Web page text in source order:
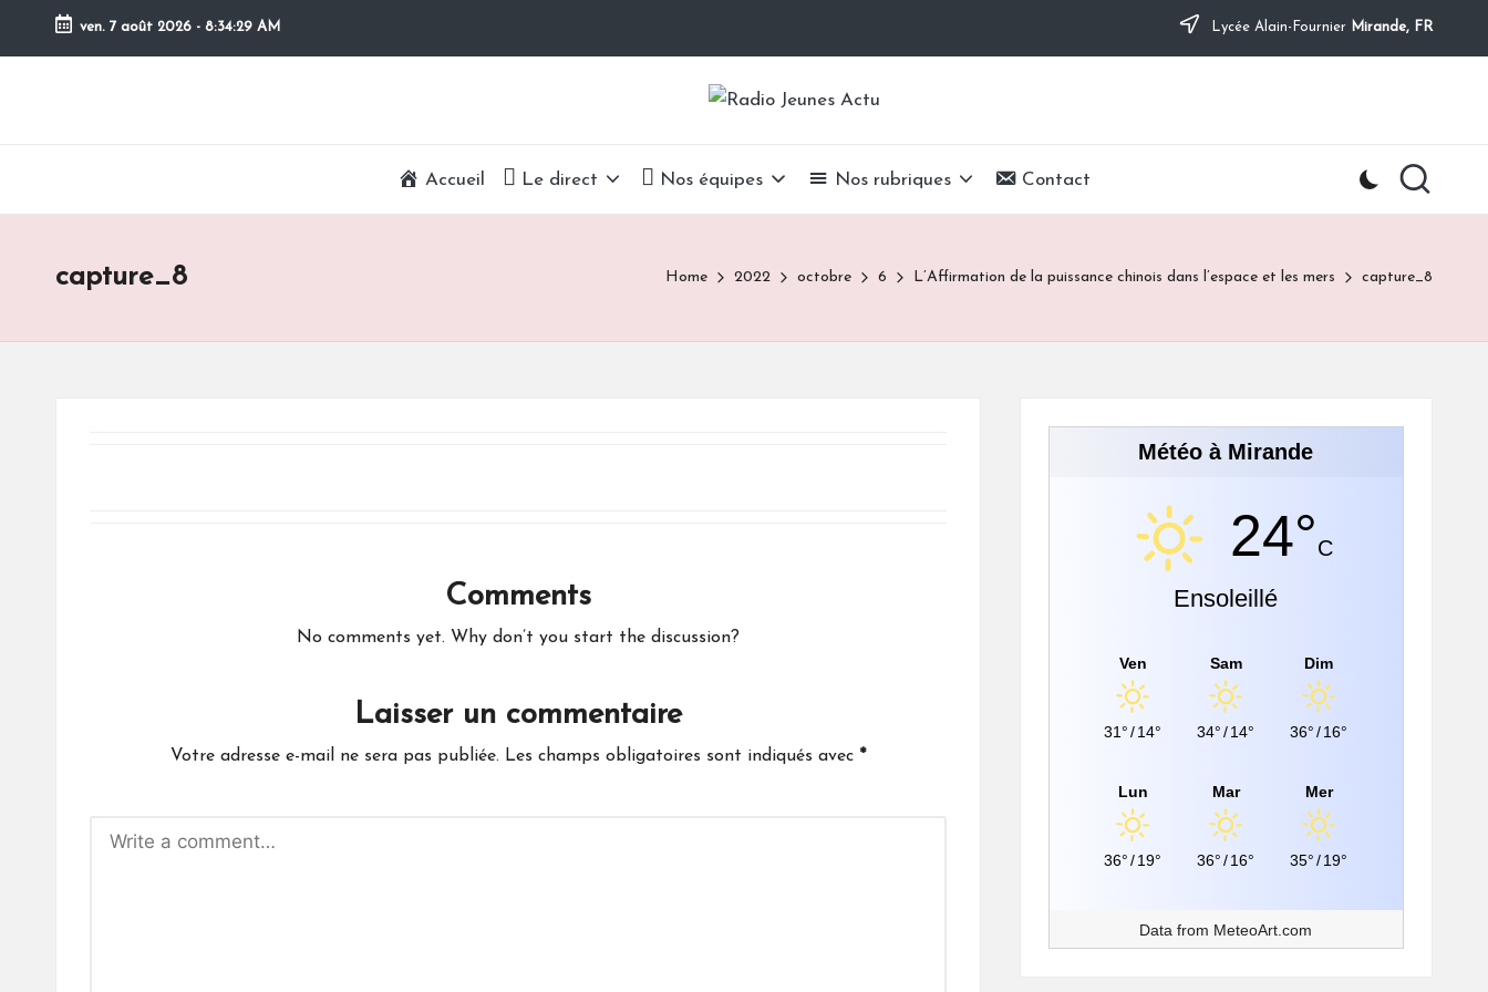
Skip
ven. 7 août 2026 - 8:34:29 AM Lycée Alain-Fournier Mirande, FR
R
d
J
A
t
La
Lycée
Alain-
Accueil Le direct Nos équipes Nos rubriques Contact
capture_8 Home 2022 octobre 6 L’Affirmation de la puissance chinois dans l’espace et les mers capture_8
Comments
No comments yet. Why don’t you start the discussion?
Laisser un commentaire
Votre adresse e-mail ne sera pas publiée. Les champs obligatoires sont indiqués avec *
Météo à Mirande
24°C
Ensoleillé
Ven
31° /14°
Sam
34° /14°
Dim
36° /16°
Lun
36° /19°
Mar
36° /16°
Mer
35° /19°
Data from MeteoArt.com